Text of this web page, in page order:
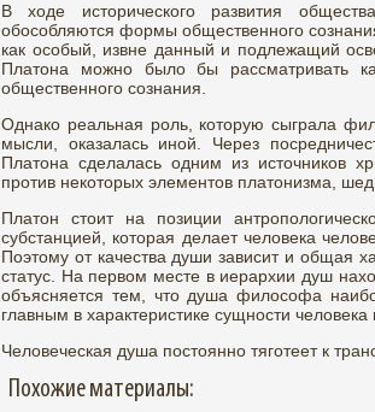
В ходе исторического развития
обособляются формы общественного
как особый, извне данный и подлежащий
Платона можно было бы рассматривать
общественного сознания.
Однако реальная роль, которую сыграла
мысли, оказалась иной. Через
Платона сделалась одним из источников
против некоторых элементов платонизма,
Платон стоит на позиции
субстанцией, которая делает человека
Поэтому от качества души зависит и общая
статус. На первом месте в иерархии душ
объясняется тем, что душа философа
главным в характеристике сущности человека
Человеческая душа постоянно тяготеет к
Похожие материалы: